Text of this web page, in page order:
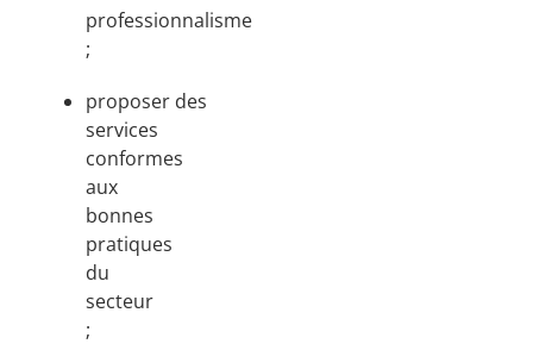
professionnalisme
;
proposer des
services
conformes
aux
bonnes
pratiques
du
secteur
;